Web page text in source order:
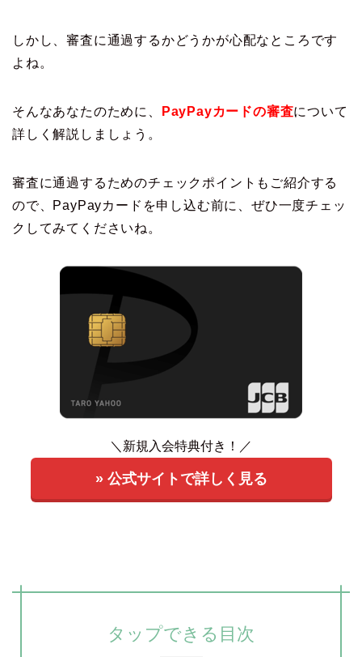
しかし、審査に通過するかどうかが心配なところです
よね。
そんなあなたのために、 PayPayカードの審査について
詳しく解説しましょう。
審査に通過するためのチェックポイントもご紹介する
ので、PayPayカードを申し込む前に、ぜひ一度チェッ
クしてみてくださいね。
＼新規入会特典付き！／
» 公式サイトで詳しく見る
タップできる目次